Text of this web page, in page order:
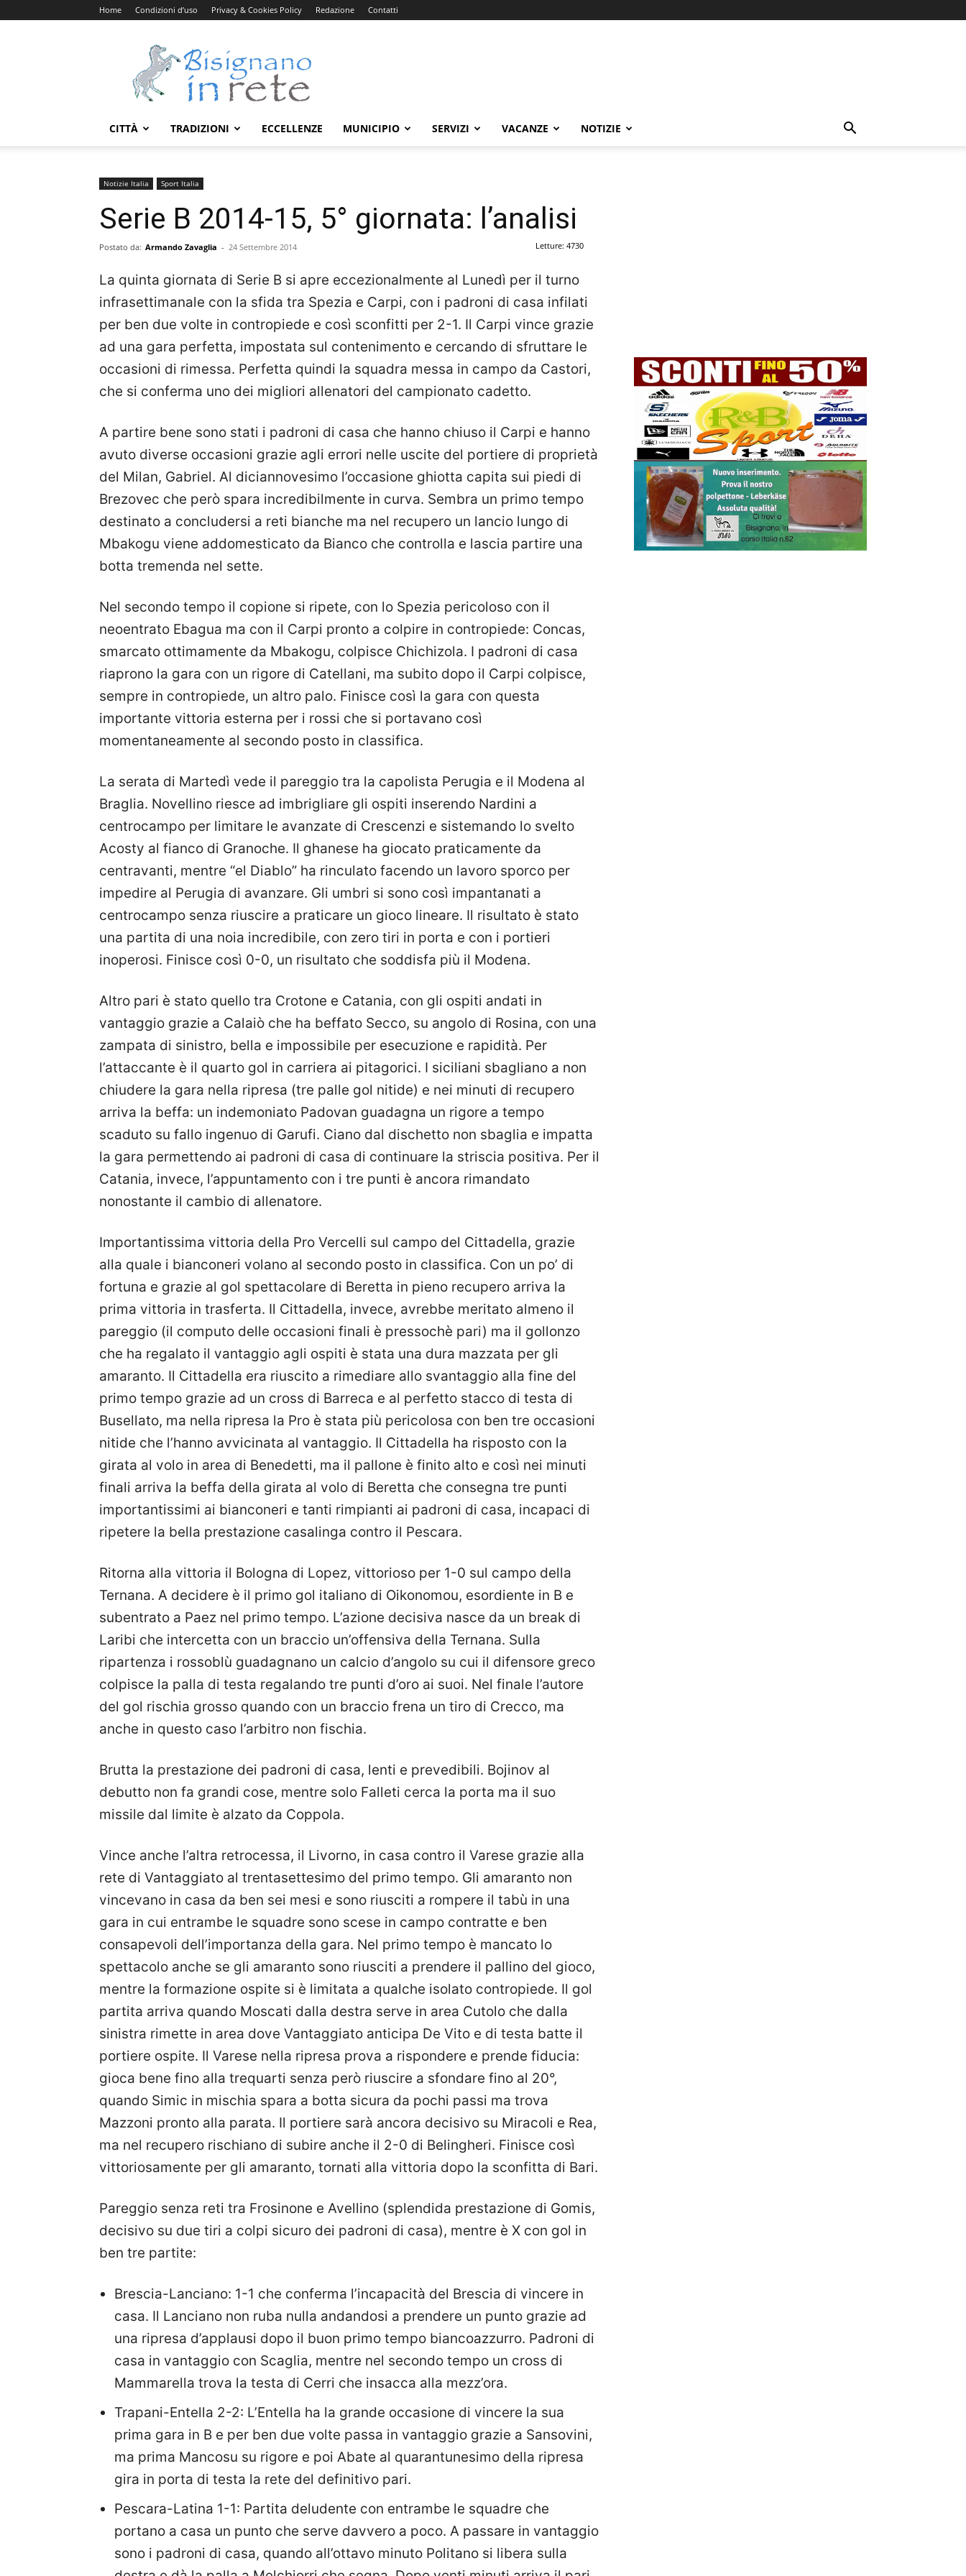
Home Condizioni d’uso Privacy & Cookies Policy Redazione Contatti
Bisignanoinrete.com
CITTÀ TRADIZIONI ECCELLENZE MUNICIPIO SERVIZI VACANZE NOTIZIE
Notizie Italia Sport Italia
Serie B 2014-15, 5° giornata: l’analisi
Postato da: Armando Zavaglia - 24 Settembre 2014 Letture: 4730
La quinta giornata di Serie B si apre eccezionalmente al Lunedì per il turno
infrasettimanale con la sfida tra Spezia e Carpi, con i padroni di casa infilati
per ben due volte in contropiede e così sconfitti per 2-1. Il Carpi vince grazie
ad una gara perfetta, impostata sul contenimento e cercando di sfruttare le
occasioni di rimessa. Perfetta quindi la squadra messa in campo da Castori,
che si conferma uno dei migliori allenatori del campionato cadetto.
A partire bene sono stati i padroni di casa che hanno chiuso il Carpi e hanno
avuto diverse occasioni grazie agli errori nelle uscite del portiere di proprietà
del Milan, Gabriel. Al diciannovesimo l’occasione ghiotta capita sui piedi di
Brezovec che però spara incredibilmente in curva. Sembra un primo tempo
destinato a concludersi a reti bianche ma nel recupero un lancio lungo di
Mbakogu viene addomesticato da Bianco che controlla e lascia partire una
botta tremenda nel sette.
Nel secondo tempo il copione si ripete, con lo Spezia pericoloso con il
neoentrato Ebagua ma con il Carpi pronto a colpire in contropiede: Concas,
smarcato ottimamente da Mbakogu, colpisce Chichizola. I padroni di casa
riaprono la gara con un rigore di Catellani, ma subito dopo il Carpi colpisce,
sempre in contropiede, un altro palo. Finisce così la gara con questa
importante vittoria esterna per i rossi che si portavano così
momentaneamente al secondo posto in classifica.
La serata di Martedì vede il pareggio tra la capolista Perugia e il Modena al
Braglia. Novellino riesce ad imbrigliare gli ospiti inserendo Nardini a
centrocampo per limitare le avanzate di Crescenzi e sistemando lo svelto
Acosty al fianco di Granoche. Il ghanese ha giocato praticamente da
centravanti, mentre “el Diablo” ha rinculato facendo un lavoro sporco per
impedire al Perugia di avanzare. Gli umbri si sono così impantanati a
centrocampo senza riuscire a praticare un gioco lineare. Il risultato è stato
una partita di una noia incredibile, con zero tiri in porta e con i portieri
inoperosi. Finisce così 0-0, un risultato che soddisfa più il Modena.
Altro pari è stato quello tra Crotone e Catania, con gli ospiti andati in
vantaggio grazie a Calaiò che ha beffato Secco, su angolo di Rosina, con una
zampata di sinistro, bella e impossibile per esecuzione e rapidità. Per
l’attaccante è il quarto gol in carriera ai pitagorici. I siciliani sbagliano a non
chiudere la gara nella ripresa (tre palle gol nitide) e nei minuti di recupero
arriva la beffa: un indemoniato Padovan guadagna un rigore a tempo
scaduto su fallo ingenuo di Garufi. Ciano dal dischetto non sbaglia e impatta
la gara permettendo ai padroni di casa di continuare la striscia positiva. Per il
Catania, invece, l’appuntamento con i tre punti è ancora rimandato
nonostante il cambio di allenatore.
Importantissima vittoria della Pro Vercelli sul campo del Cittadella, grazie
alla quale i bianconeri volano al secondo posto in classifica. Con un po’ di
fortuna e grazie al gol spettacolare di Beretta in pieno recupero arriva la
prima vittoria in trasferta. Il Cittadella, invece, avrebbe meritato almeno il
pareggio (il computo delle occasioni finali è pressochè pari) ma il gollonzo
che ha regalato il vantaggio agli ospiti è stata una dura mazzata per gli
amaranto. Il Cittadella era riuscito a rimediare allo svantaggio alla fine del
primo tempo grazie ad un cross di Barreca e al perfetto stacco di testa di
Busellato, ma nella ripresa la Pro è stata più pericolosa con ben tre occasioni
nitide che l’hanno avvicinata al vantaggio. Il Cittadella ha risposto con la
girata al volo in area di Benedetti, ma il pallone è finito alto e così nei minuti
finali arriva la beffa della girata al volo di Beretta che consegna tre punti
importantissimi ai bianconeri e tanti rimpianti ai padroni di casa, incapaci di
ripetere la bella prestazione casalinga contro il Pescara.
Ritorna alla vittoria il Bologna di Lopez, vittorioso per 1-0 sul campo della
Ternana. A decidere è il primo gol italiano di Oikonomou, esordiente in B e
subentrato a Paez nel primo tempo. L’azione decisiva nasce da un break di
Laribi che intercetta con un braccio un’offensiva della Ternana. Sulla
ripartenza i rossoblù guadagnano un calcio d’angolo su cui il difensore greco
colpisce la palla di testa regalando tre punti d’oro ai suoi. Nel finale l’autore
del gol rischia grosso quando con un braccio frena un tiro di Crecco, ma
anche in questo caso l’arbitro non fischia.
Brutta la prestazione dei padroni di casa, lenti e prevedibili. Bojinov al
debutto non fa grandi cose, mentre solo Falleti cerca la porta ma il suo
missile dal limite è alzato da Coppola.
Vince anche l’altra retrocessa, il Livorno, in casa contro il Varese grazie alla
rete di Vantaggiato al trentasettesimo del primo tempo. Gli amaranto non
vincevano in casa da ben sei mesi e sono riusciti a rompere il tabù in una
gara in cui entrambe le squadre sono scese in campo contratte e ben
consapevoli dell’importanza della gara. Nel primo tempo è mancato lo
spettacolo anche se gli amaranto sono riusciti a prendere il pallino del gioco,
mentre la formazione ospite si è limitata a qualche isolato contropiede. Il gol
partita arriva quando Moscati dalla destra serve in area Cutolo che dalla
sinistra rimette in area dove Vantaggiato anticipa De Vito e di testa batte il
portiere ospite. Il Varese nella ripresa prova a rispondere e prende fiducia:
gioca bene fino alla trequarti senza però riuscire a sfondare fino al 20°,
quando Simic in mischia spara a botta sicura da pochi passi ma trova
Mazzoni pronto alla parata. Il portiere sarà ancora decisivo su Miracoli e Rea,
ma nel recupero rischiano di subire anche il 2-0 di Belingheri. Finisce così
vittoriosamente per gli amaranto, tornati alla vittoria dopo la sconfitta di Bari.
Pareggio senza reti tra Frosinone e Avellino (splendida prestazione di Gomis,
decisivo su due tiri a colpi sicuro dei padroni di casa), mentre è X con gol in
ben tre partite:
Brescia-Lanciano: 1-1 che conferma l’incapacità del Brescia di vincere in
casa. Il Lanciano non ruba nulla andandosi a prendere un punto grazie ad
una ripresa d’applausi dopo il buon primo tempo biancoazzurro. Padroni di
casa in vantaggio con Scaglia, mentre nel secondo tempo un cross di
Mammarella trova la testa di Cerri che insacca alla mezz’ora.
Trapani-Entella 2-2: L’Entella ha la grande occasione di vincere la sua
prima gara in B e per ben due volte passa in vantaggio grazie a Sansovini,
ma prima Mancosu su rigore e poi Abate al quarantunesimo della ripresa
gira in porta di testa la rete del definitivo pari.
Pescara-Latina 1-1: Partita deludente con entrambe le squadre che
portano a casa un punto che serve davvero a poco. A passare in vantaggio
sono i padroni di casa, quando all’ottavo minuto Politano si libera sulla